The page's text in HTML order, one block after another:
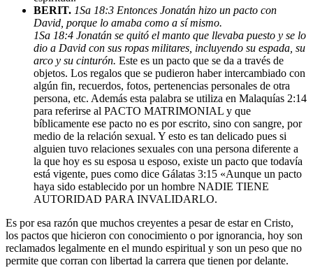
BERIT. 1Sa 18:3 Entonces Jonatán hizo un pacto con
David, porque lo amaba como a sí mismo.
1Sa 18:4 Jonatán se quitó el manto que llevaba puesto y se lo
dio a David con sus ropas militares, incluyendo su espada, su
arco y su cinturón. Este es un pacto que se da a través de
objetos. Los regalos que se pudieron haber intercambiado con
algún fin, recuerdos, fotos, pertenencias personales de otra
persona, etc. Además esta palabra se utiliza en Malaquías 2:14
para referirse al PACTO MATRIMONIAL y que
bíblicamente ese pacto no es por escrito, sino con sangre, por
medio de la relación sexual. Y esto es tan delicado pues si
alguien tuvo relaciones sexuales con una persona diferente a
la que hoy es su esposa u esposo, existe un pacto que todavía
está vigente, pues como dice Gálatas 3:15 «Aunque un pacto
haya sido establecido por un hombre NADIE TIENE
AUTORIDAD PARA INVALIDARLO.
Es por esa razón que muchos creyentes a pesar de estar en Cristo,
los pactos que hicieron con conocimiento o por ignorancia, hoy son
reclamados legalmente en el mundo espiritual y son un peso que no
permite que corran con libertad la carrera que tienen por delante.